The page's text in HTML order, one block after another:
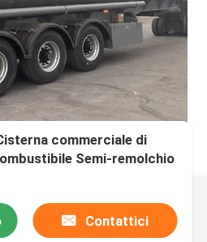
commerciale di
Semi-remolchio
Camion veicolo di
Contattici